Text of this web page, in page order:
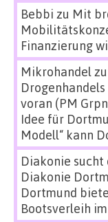
Bebbi zu Mit
Finanzierung
Mikrohandel
voran (PM
Idee für
Modell“ kann
Diakonie
Diakonie
Dortmund
Bootsverleih